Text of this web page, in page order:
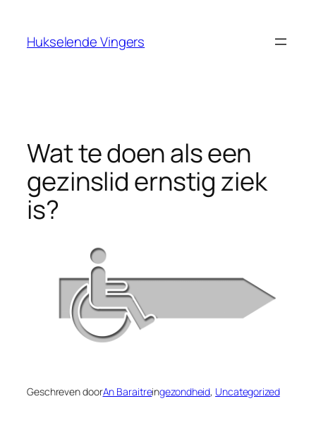
Hukselende Vingers
Wat te doen als een
gezinslid ernstig ziek
is?
Geschreven doorAn Baraitreingezondheid, Uncategorized